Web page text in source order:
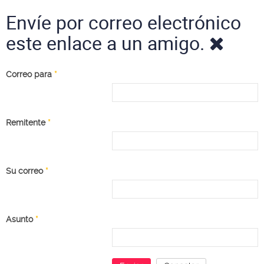
Envíe por correo electrónico
este enlace a un amigo.
Correo para *
Remitente*
Su correo*
Asunto*